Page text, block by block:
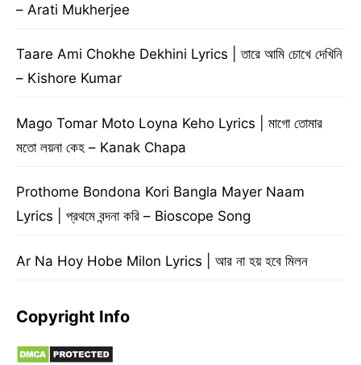
– Arati Mukherjee
Taare Ami Chokhe Dekhini Lyrics | তারে আমি চোখে দেখিনি
– Kishore Kumar
Mago Tomar Moto Loyna Keho Lyrics | মাগো তোমার
মতো লয়না কেহ – Kanak Chapa
Prothome Bondona Kori Bangla Mayer Naam
Lyrics | প্রথমে বন্দনা করি – Bioscope Song
Ar Na Hoy Hobe Milon Lyrics | আর না হয় হবে মিলন
Copyright Info